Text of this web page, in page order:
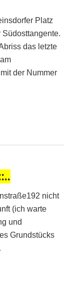
Platz
Südosttangente.
das letzte
der Nummer
nicht
(ich warte
und
Grundstücks